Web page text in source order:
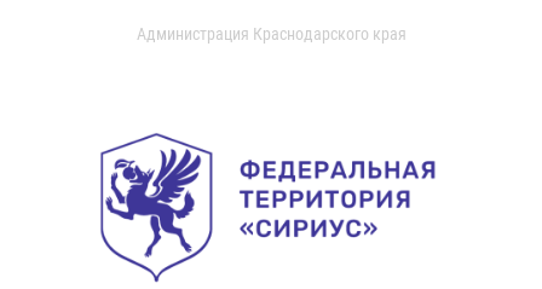
Администрация Краснодарского края